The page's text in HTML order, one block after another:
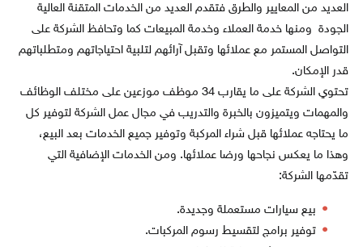
العديد من المعايير والطرق فتقدم العديد من الخدمات المتقنة العالية
الجودة ومنها خدمة العملاء وخدمة المبيعات كما وتحافظ الشركة على
التواصل المستمر مع عملائها وتقبل آرائهم لتلبية احتياجاتهم ومتطلباتهم
قدر الإمكان.
تحتوي الشركة على ما يقارب 34 موظف موزعين على مختلف الوظائف
والمهمات ويتميزون بالخبرة والتدريب في مجال عمل الشركة لتوفير كل
ما يحتاجه عملائها قبل شراء المركبة وتوفير جميع الخدمات بعد البيع،
وهذا ما يعكس نجاحها ورضا عملائها. ومن الخدمات الإضافية التي
تقدّمها الشركة:
بيع سيارات مستعملة وجديدة.
توفير برامج لتقسيط رسوم المركبات.